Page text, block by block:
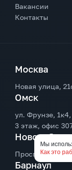
Вакансии
Контакты
Москва
Новая улица,
Омск
ул. Фрунзе,
3 этаж, офис
Проспект
Барнаул
Мы
Как это